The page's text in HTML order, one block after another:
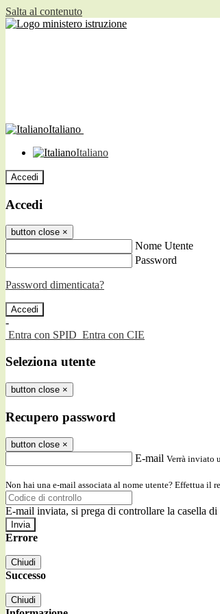
Salta al contenuto
Italiano
Italiano
Accedi
Accedi
button close ×
Nome Utente
Password
Password dimenticata?
-
Entra con SPID Entra con CIE
Seleziona utente
button close ×
Recupero password
button close ×
E-mail Verrà inviato
Non hai una e-mail associata al nome utente? Effettua il
E-mail inviata, si prega di controllare la casella di
Errore
Chiudi
Successo
Chiudi